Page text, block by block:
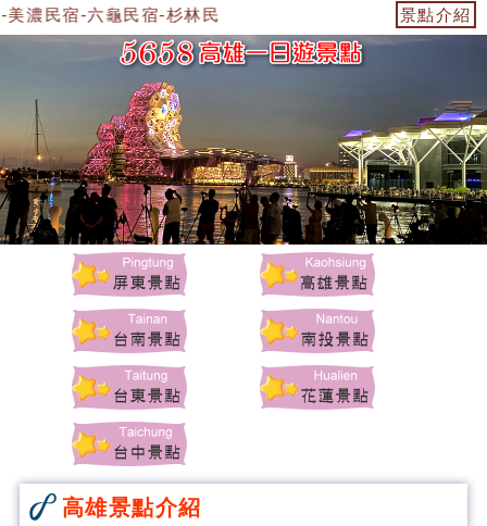
濃民宿-六龜民宿-杉林民宿-美濃景點-杉林景點-茂林景點-
景點介紹
高雄景點介紹